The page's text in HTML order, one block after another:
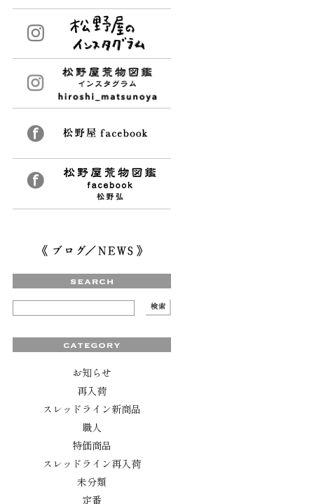
お知らせ
再入荷
スレッドライン新商品
職人
特価商品
スレッドライン再入荷
未分類
定番